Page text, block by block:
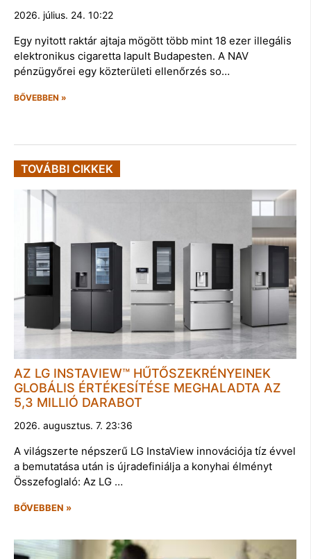
2026. július. 24. 10:22
Egy nyitott raktár ajtaja mögött több mint 18 ezer illegális
elektronikus cigaretta lapult Budapesten. A NAV
pénzügyőrei egy közterületi ellenőrzés so…
BŐVEBBEN »
TOVÁBBI CIKKEK
AZ LG INSTAVIEW™ HŰTŐSZEKRÉNYEINEK
GLOBÁLIS ÉRTÉKESÍTÉSE MEGHALADTA AZ
5,3 MILLIÓ DARABOT
2026. augusztus. 7. 23:36
A világszerte népszerű LG InstaView innovációja tíz évvel
a bemutatása után is újradefiniálja a konyhai élményt
Összefoglaló: Az LG …
BŐVEBBEN »